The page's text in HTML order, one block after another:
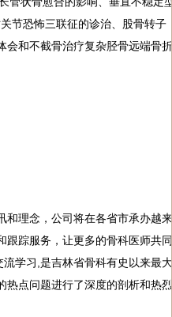
节恐怖三联征的诊治、股骨转子
会和不截骨治疗复杂胫骨远端骨折
理念，公司将在各省市承办越来
跟踪服务，让更多的骨科医师共同
学习,是吉林省骨科有史以来最大
热点问题进行了深度的剖析和热烈